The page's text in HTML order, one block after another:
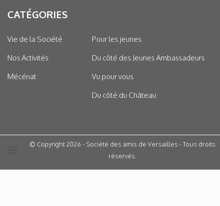
CATÉGORIES
Vie de la Société
Nos Activités
Mécénat
Pour les jeunes
Du côté des Jeunes Ambassadeurs
Vu pour vous
Du côté du Château
© Copyright 2026 - Société des amis de Versailles - Tous droits
réservés.